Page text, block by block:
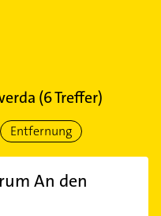
(6Treffer)
Entfernung
An den